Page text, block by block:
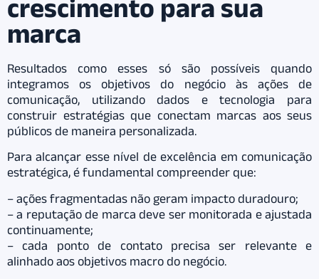
crescimento para sua
marca
Resultados como esses só são possíveis quando
integramos os objetivos do negócio às ações de
comunicação, utilizando dados e tecnologia para
construir estratégias que conectam marcas aos seus
públicos de maneira personalizada.
Para alcançar esse nível de excelência em comunicação
estratégica, é fundamental compreender que:
– ações fragmentadas não geram impacto duradouro;
– a reputação de marca deve ser monitorada e ajustada
continuamente;
– cada ponto de contato precisa ser relevante e
alinhado aos objetivos macro do negócio.